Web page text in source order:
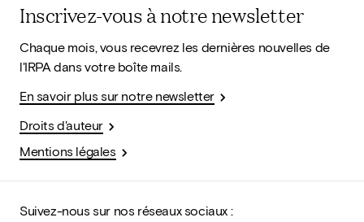
Inscrivez-vous à notre newsletter
Chaque mois, vous recevrez les dernières nouvelles de
l'IRPA dans votre boîte mails.
En savoir plus sur notre newsletter
Droits d'auteur
Mentions légales
Suivez-nous sur nos réseaux sociaux :